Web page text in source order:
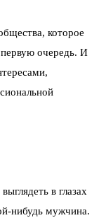
которое
очередь. И
в глазах
нибудь мужчина.